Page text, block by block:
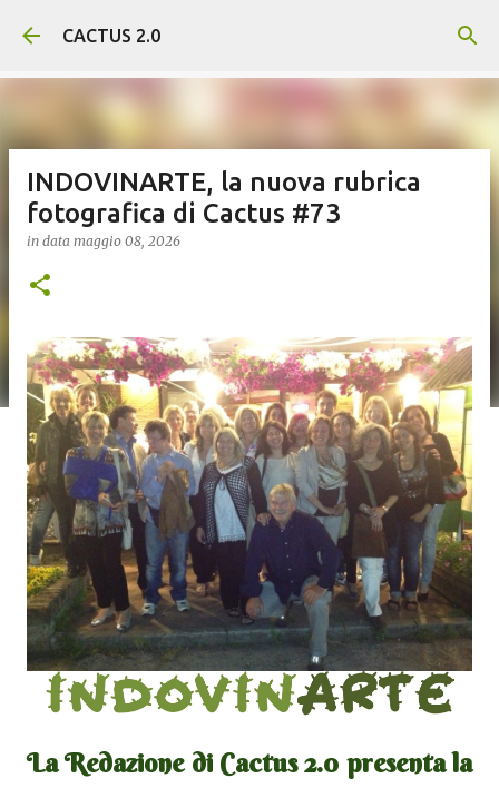
Passa ai contenuti principali
CACTUS 2.0
INDOVINARTE, la nuova rubrica
fotografica di Cactus #73
in data maggio 08, 2026
La Redazione di Cactus 2.0 presenta la